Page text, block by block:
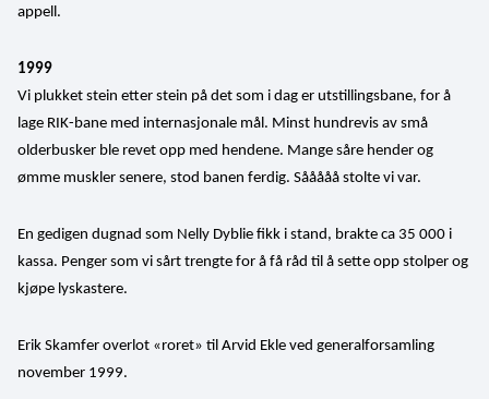
appell.
1999
Vi plukket stein etter stein på det som i dag er utstillingsbane, for å
lage RIK-bane med internasjonale mål. Minst hundrevis av små
olderbusker ble revet opp med hendene. Mange såre hender og
ømme muskler senere, stod banen ferdig. Sååååå stolte vi var.
En gedigen dugnad som Nelly Dyblie fikk i stand, brakte ca 35 000 i
kassa. Penger som vi sårt trengte for å få råd til å sette opp stolper og
kjøpe lyskastere.
Erik Skamfer overlot «roret» til Arvid Ekle ved generalforsamling
november 1999.